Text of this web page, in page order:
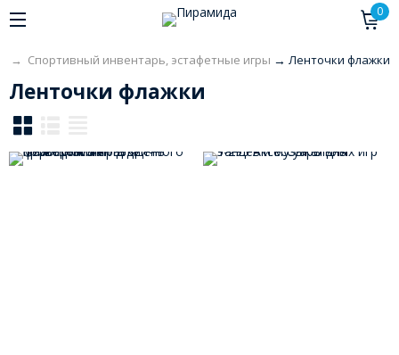
0
→ Спортивный инвентарь, эстафетные игры → Ленточки флажки
Ленточки флажки